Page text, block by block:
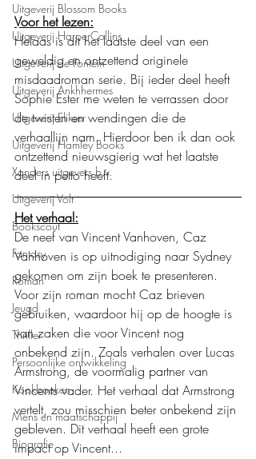
Uitgeverij Blossom Books
Uitgeverij HarperCollins
Uitgeverij de Fontein
Uitgeverij Ankhhermes
Uitgeverij Elikser
Uitgeverij Hamley Books
Xanders uitgevers b.v.
Uitgeverij Volt
Bookscout
Fantasy
Roman
Jeugd
Thriller
Persoonlijke ontwikkeling
Kookboeken
Mens en maatschappij
Biografie
Voor het lezen:
Helaas is dit het laatste deel van een
geweldig en ontzettend originele
misdaadroman serie. Bij ieder deel heeft
Sophie Ester me weten te verrassen door
de twisten en wendingen die de
verhaallijn nam. Hierdoor ben ik dan ook
ontzettend nieuwsgierig wat het laatste
deel in petto heeft.
Het verhaal:
De neef van Vincent Vanhoven, Caz
Vanhoven is op uitnodiging naar Sydney
gekomen om zijn boek te presenteren.
Voor zijn roman mocht Caz brieven
gebruiken, waardoor hij op de hoogte is
van zaken die voor Vincent nog
onbekend zijn. Zoals verhalen over Lucas
Armstrong, de voormalig partner van
Vincents vader. Het verhaal dat Armstrong
vertelt, zou misschien beter onbekend zijn
gebleven. Dit verhaal heeft een grote
impact op Vincent...